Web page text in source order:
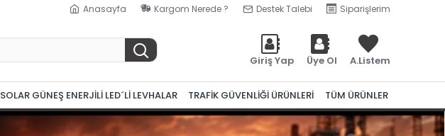
Anasayfa Kargom Nerede ? Destek Talebi Siparişlerim
Giriş Yap Üye Ol A.Listem
SOLAR GÜNEŞ ENERJİLİ LED´Lİ LEVHALAR TRAFİK GÜVENLİĞİ ÜRÜNLERİ TÜM ÜRÜNLER